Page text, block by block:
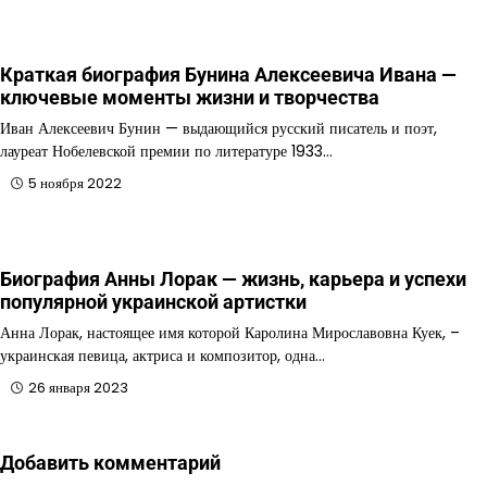
Краткая биография Бунина Алексеевича Ивана —
ключевые моменты жизни и творчества
Иван Алексеевич Бунин — выдающийся русский писатель и поэт,
лауреат Нобелевской премии по литературе 1933…
5 ноября 2022
Биография Анны Лорак — жизнь, карьера и успехи
популярной украинской артистки
Анна Лорак, настоящее имя которой Каролина Мирославовна Куек, –
украинская певица, актриса и композитор, одна…
26 января 2023
Добавить комментарий